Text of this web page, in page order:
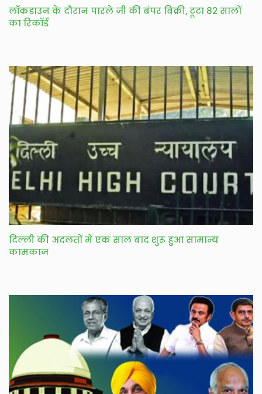
लॉकडाउन के दौरान पारले जी की बंपर बिक्री, टूटा 82 सालों
का रिकॉर्ड
दिल्ली की अदलतों में एक साल बाद शुरू हुआ सामान्य
कामकाज